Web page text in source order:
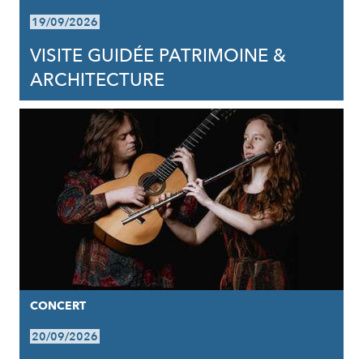
19/09/2026
VISITE GUIDÉE PATRIMOINE &
ARCHITECTURE
CONCERT
20/09/2026